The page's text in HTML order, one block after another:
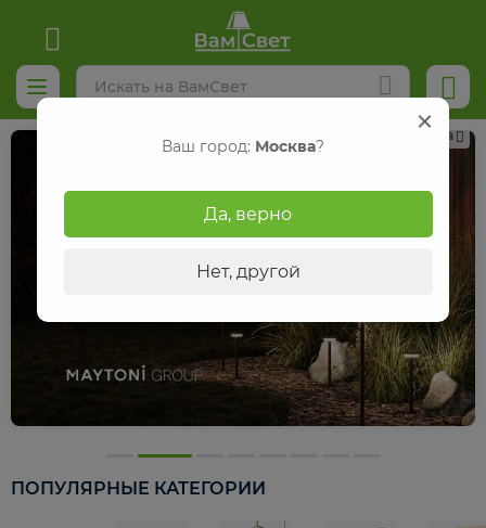
Реклама
ПОПУЛЯРНЫЕ КАТЕГОРИИ
Ваш город: Москва?
Да, верно
Нет, другой